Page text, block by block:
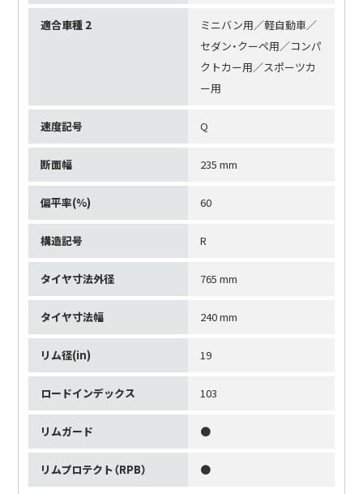
適合車種 2
ミニバン用／軽自動車／
セダン・クーペ用／コンパ
クトカー用／スポーツカ
ー用
速度記号 Q
断面幅 235 mm
偏平率(%) 60
構造記号 R
タイヤ寸法外径 765 mm
タイヤ寸法幅 240 mm
リム径(in) 19
ロードインデックス 103
リムガード ●
リムプロテクト（RPB） ●